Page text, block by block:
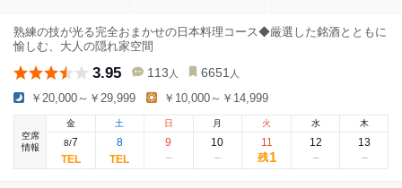
熟練の技が光る完全おまかせの日本料理コース◆厳選した銘酒とともに
愉しむ、大人の隠れ家空間
3.95 113 人 6651 人
￥20,000～￥29,999 ￥10,000～￥14,999
空席
情報
金
8/7
土
8
日
9
月
10
火
11
残1
水
12
木
13